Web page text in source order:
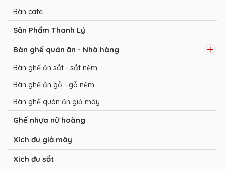
Bàn cafe
Sản Phẩm Thanh Lý
Bàn ghế quán ăn - Nhà hàng
Bàn ghế ăn sắt - sắt nệm
Bàn ghế ăn gỗ - gỗ nệm
Bàn ghế quán ăn giả mây
Ghế nhựa nữ hoàng
Xích đu giả mây
Xích đu sắt